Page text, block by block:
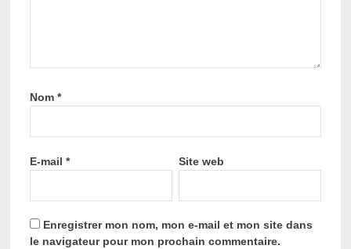
Nom*
E-mail* Site web
Enregistrer mon nom, mon e-mail et mon site dans
le navigateur pour mon prochain commentaire.